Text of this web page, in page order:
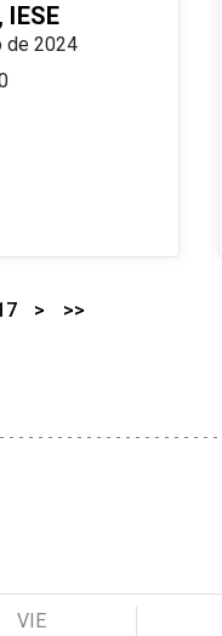
de 2024
> >>
VIE